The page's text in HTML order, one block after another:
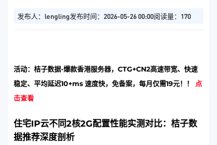
发布人：lengling发布时间：2026-05-26 00:00阅读量：170
活动：桔子数据-爆款香港服务器，CTG+CN2高速带宽、快速
稳定、平均延迟10+ms 速度快，免备案，每月仅需19元！！ 点
击查看
住宅IP云不同2核2G配置性能实测对比：桔子数
据推荐深度剖析